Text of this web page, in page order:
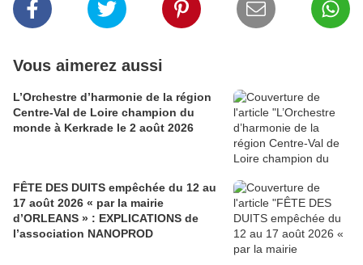
Vous aimerez aussi
L’Orchestre d’harmonie de la région
Centre-Val de Loire champion du
monde à Kerkrade le 2 août 2026
FÊTE DES DUITS empêchée du 12 au
17 août 2026 « par la mairie
d’ORLEANS » : EXPLICATIONS de
l’association NANOPROD